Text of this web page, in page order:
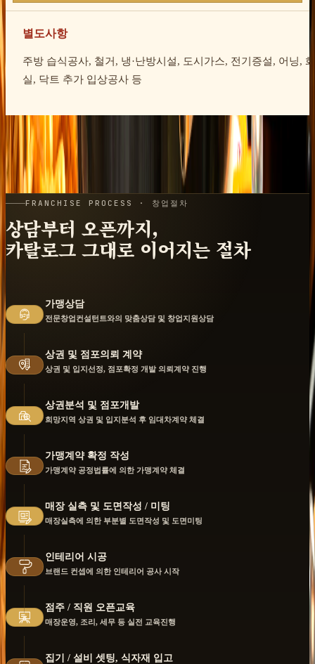
별도사항
주방 습식공사, 철거, 냉·난방시설, 도시가스, 전기증설, 어닝,
실, 닥트 추가 입상공사 등
기준: 전용 15평 · 부가세 별도
전용 15평 기준 비용을 항목별로 정리했습니다. 현장 실측에
따라 별도 공사가 달라집니다.
FRANCHISE PROCESS · 창업절차
상담부터 오픈까지,
카탈로그 그대로 이어지는 절차
가맹상담
전문창업컨설턴트와의 맞춤상담 및 창업지원상담
상권 및 점포의뢰 계약
상권 및 입지선정, 점포확정 개발 의뢰계약 진행
상권분석 및 점포개발
희망지역 상권 및 입지분석 후 임대차계약 체결
가맹계약 확정 작성
가맹계약 공정법률에 의한 가맹계약 체결
집기 / 설비 셋팅, 식자재 입고
점주 / 직원 오픈교육
매장운영, 조리, 세무 등 실전 교육진행
인테리어 시공
브랜드 컨셉에 의한 인테리어 공사 시작
매장 실측 및 도면작성 / 미팅
매장실측에 의한 부분별 도면작성 및 도면미팅